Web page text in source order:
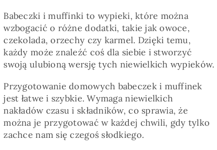
Babeczki i muffinki to wypieki, które można
wzbogacić o różne dodatki, takie jak owoce,
czekolada, orzechy czy karmel. Dzięki temu,
każdy może znaleźć coś dla siebie i stworzyć
swoją ulubioną wersję tych niewielkich wypieków.
Przygotowanie domowych babeczek i muffinek
jest łatwe i szybkie. Wymaga niewielkich
nakładów czasu i składników, co sprawia, że
można je przygotować w każdej chwili, gdy tylko
zachce nam się czegoś słodkiego.